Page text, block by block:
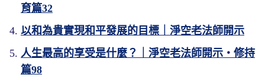
育篇32
以和為貴實現和平發展的目標｜淨空老法師開示
人生最高的享受是什麼？｜淨空老法師開示・修持
篇98